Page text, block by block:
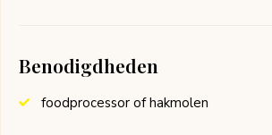
Benodigdheden
foodprocessor of hakmolen